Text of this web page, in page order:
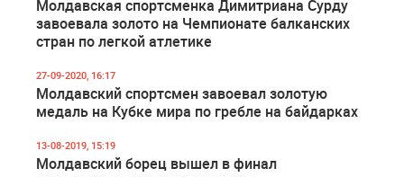
Молдавская спортсменка Димитриана Сурду
завоевала золото на Чемпионате балканских
стран по легкой атлетике
27-09-2020, 16:17
Молдавский спортсмен завоевал золотую
медаль на Кубке мира по гребле на байдарках
13-08-2019, 15:19
Молдавский борец вышел в финал